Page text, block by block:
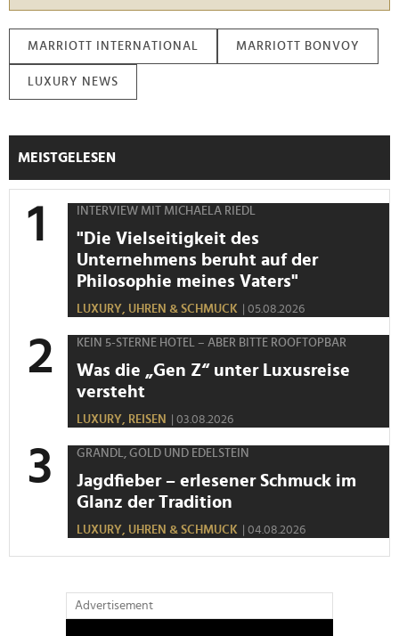
MARRIOTT INTERNATIONAL MARRIOTT BONVOY
LUXURY NEWS
MEISTGELESEN
INTERVIEW MIT MICHAELA RIEDL
"Die Vielseitigkeit des
Unternehmens beruht auf der
Philosophie meines Vaters"
LUXURY, UHREN & SCHMUCK | 05.08.2026
KEIN 5-STERNE HOTEL – ABER BITTE ROOFTOPBAR
Was die „Gen Z“ unter Luxusreise
versteht
LUXURY, REISEN | 03.08.2026
GRANDL, GOLD UND EDELSTEIN
Jagdfieber – erlesener Schmuck im
Glanz der Tradition
LUXURY, UHREN & SCHMUCK | 04.08.2026
Advertisement